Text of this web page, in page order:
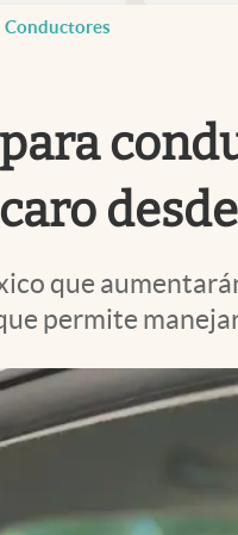
Conductores
que
permite